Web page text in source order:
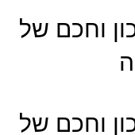
וחכם של
וחכם של